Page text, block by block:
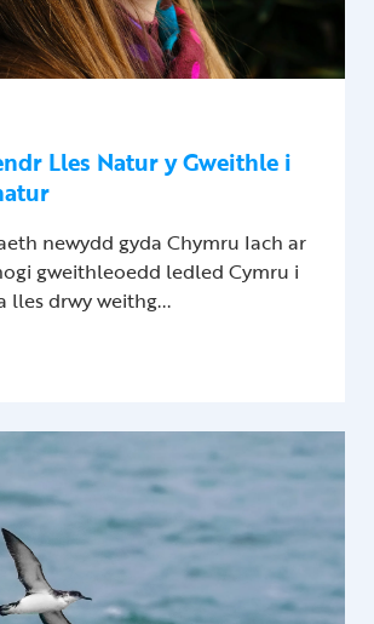
Lles Natur y Gweithle i
newydd gyda Chymru Iach ar
gweithleoedd ledled Cymru i
lles drwy weithg...